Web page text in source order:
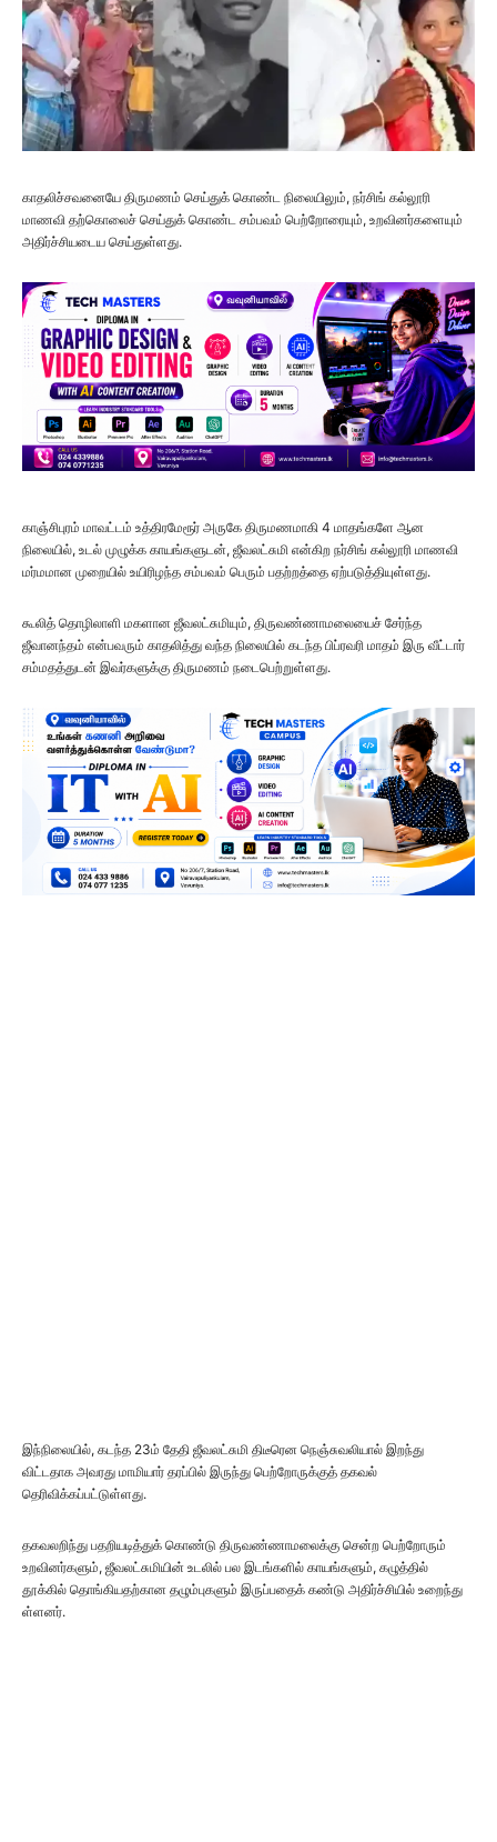
காதலிச்சவனையே திருமணம் செய்துக் கொண்ட நிலையிலும், நர்சிங் கல்லூரி
மாணவி தற்கொலைச் செய்துக் கொண்ட சம்பவம் பெற்றோரையும், உறவினர்களையும்
அதிர்ச்சியடைய செய்துள்ளது.
காஞ்சிபுரம் மாவட்டம் உத்திரமேரூர் அருகே திருமணமாகி 4 மாதங்களே ஆன
நிலையில், உடல் முழுக்க காயங்களுடன், ஜீவலட்சுமி என்கிற நர்சிங் கல்லூரி மாணவி
மர்மமான முறையில் உயிரிழந்த சம்பவம் பெரும் பதற்றத்தை ஏற்படுத்தியுள்ளது.
கூலித் தொழிலாளி மகளான ஜீவலட்சுமியும், திருவண்ணாமலையைச் சேர்ந்த
ஜீவானந்தம் என்பவரும் காதலித்து வந்த நிலையில் கடந்த பிப்ரவரி மாதம் இரு வீட்டார்
சம்மதத்துடன் இவர்களுக்கு திருமணம் நடைபெற்றுள்ளது.
இந்நிலையில், கடந்த 23ம் தேதி ஜீவலட்சுமி திடீரென நெஞ்சுவலியால் இறந்து
விட்டதாக அவரது மாமியார் தரப்பில் இருந்து பெற்றோருக்குத் தகவல்
தெரிவிக்கப்பட்டுள்ளது.
தகவலறிந்து பதறியடித்துக் கொண்டு திருவண்ணாமலைக்கு சென்ற பெற்றோரும்
உறவினர்களும், ஜீவலட்சுமியின் உடலில் பல இடங்களில் காயங்களும், கழுத்தில்
தூக்கில் தொங்கியதற்கான தழும்புகளும் இருப்பதைக் கண்டு அதிர்ச்சியில் உறைந்து
ள்ளனர்.